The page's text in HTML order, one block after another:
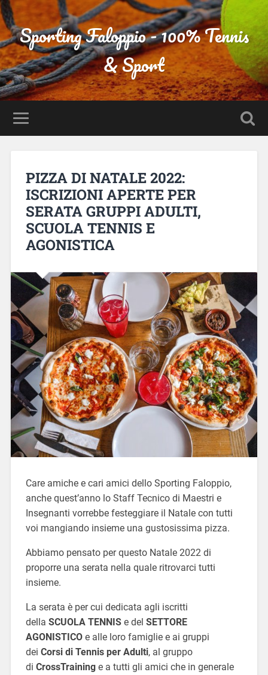
Sporting Faloppio - 100% Tennis
& Sport
PIZZA DI NATALE 2022:
ISCRIZIONI APERTE PER
SERATA GRUPPI ADULTI,
SCUOLA TENNIS E
AGONISTICA
Care amiche e cari amici dello Sporting Faloppio,
anche quest’anno lo Staff Tecnico di Maestri e
Insegnanti vorrebbe festeggiare il Natale con tutti
voi mangiando insieme una gustosissima pizza.
Abbiamo pensato per questo Natale 2022 di
proporre una serata nella quale ritrovarci tutti
insieme.
La serata è per cui dedicata agli iscritti
della SCUOLA TENNISe del SETTORE
AGONISTICOe alle loro famiglie e ai gruppi
dei Corsi di Tennis per Adulti, al gruppo
di CrossTraininge a tutti gli amici che in generale